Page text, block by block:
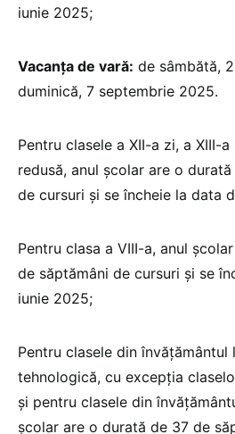
iunie 2025;
Vacanța de vară: de sâmbătă,
duminică, 7 septembrie 2025.
Pentru clasele a XII-a zi, a XIII-
redusă, anul școlar are o
de cursuri și se încheie la data
Pentru clasa a VIII-a, anul
de săptămâni de cursuri și se
iunie 2025;
Pentru clasele din
tehnologică, cu excepția
și pentru clasele din
școlar are o durată de 37 de